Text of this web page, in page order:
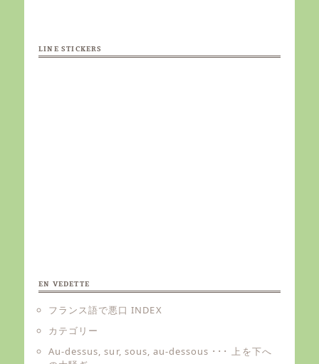
LINE STICKERS
EN VEDETTE
フランス語で悪口 INDEX
カテゴリー
Au-dessus, sur, sous, au-dessous ･･･ 上を下へ